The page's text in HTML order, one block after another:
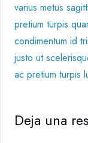
varius metus
pretium turpis
condimentum id
justo ut
ac pretium turpis
Deja una